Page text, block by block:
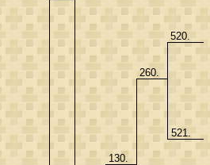
130.
260.
520.
521.